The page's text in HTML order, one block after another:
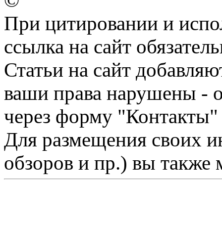
При цитировании и
ссылка на сайт
Статьи на сайт
ваши права нарушены -
через форму "Контакты"
Для размещения своих
обзоров и пр.) вы также